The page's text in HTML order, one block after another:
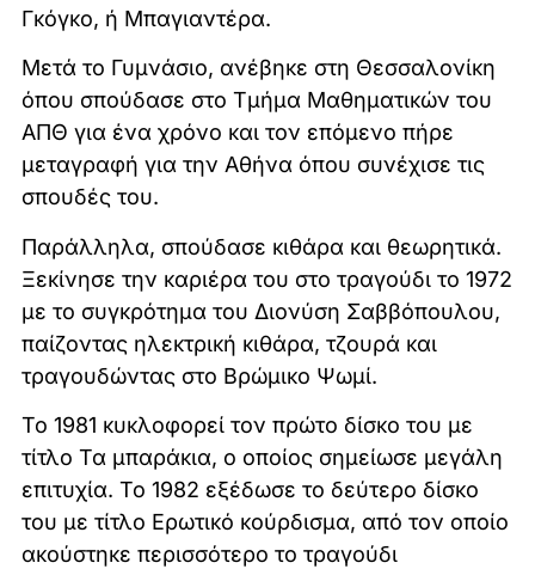
Γκόγκο, ή Μπαγιαντέρα.
Μετά το Γυμνάσιο, ανέβηκε στη Θεσσαλονίκη
όπου σπούδασε στο Τμήμα Μαθηματικών του
ΑΠΘ για ένα χρόνο και τον επόμενο πήρε
μεταγραφή για την Αθήνα όπου συνέχισε τις
σπουδές του.
Παράλληλα, σπούδασε κιθάρα και θεωρητικά.
Ξεκίνησε την καριέρα του στο τραγούδι το 1972
με το συγκρότημα του Διονύση Σαββόπουλου,
παίζοντας ηλεκτρική κιθάρα, τζουρά και
τραγουδώντας στο Βρώμικο Ψωμί.
Το 1981 κυκλοφορεί τον πρώτο δίσκο του με
τίτλο Τα μπαράκια, ο οποίος σημείωσε μεγάλη
επιτυχία. Το 1982 εξέδωσε το δεύτερο δίσκο
του με τίτλο Ερωτικό κούρδισμα, από τον οποίο
ακούστηκε περισσότερο το τραγούδι